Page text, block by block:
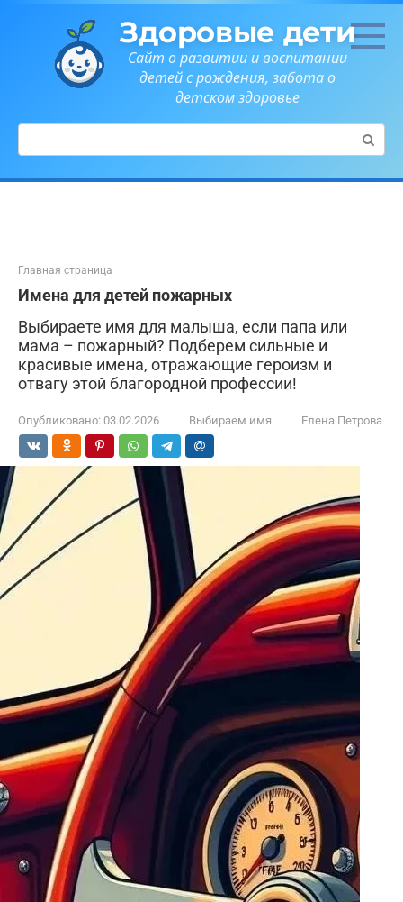
Здоровые дети
Сайт о развитии и воспитании
детей с рождения, забота о
детском здоровье
Поиск:
Главная страница
Имена для детей пожарных
Выбираете имя для малыша, если папа или
мама – пожарный? Подберем сильные и
красивые имена, отражающие героизм и
отвагу этой благородной профессии!
Опубликовано: 03.02.2026 Выбираем имя Елена Петрова